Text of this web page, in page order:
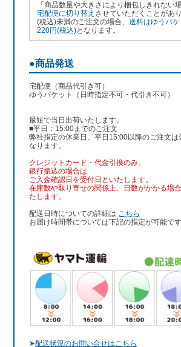
「商品数量や大きさにより梱包しきれない場
宅配便に切り替え させていただくことがあ
(税込)未満のご注文の場合、送料はゆうパ
220円(税込)となります。
●商品発送
宅配便（商品代引き可）
ゆうパケット（日時指定不可・代引き不可）
最短で当日出荷いたします。
■平日：15:00までのご注文
弊社指定の休業日、平日15:00以降のご注文は
なります。
クレジットカード・代金引換のみ。
銀行振込の場合は
ご入金確認日を受付日といたします。
在庫数や取り寄せの関係上、日数がかかる場
たします。
配送日時についての詳細は こちら
お届け時間帯については下記の指定が可能です
➤配送状況のお問い合せはこちら